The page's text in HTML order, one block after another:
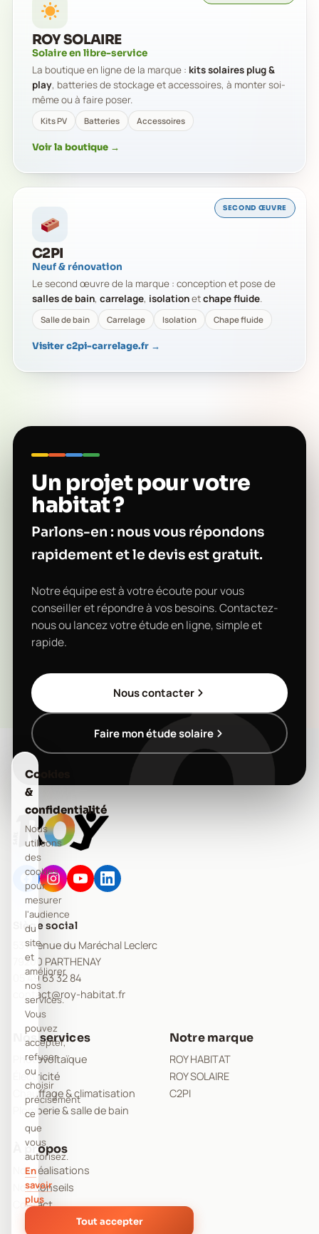
ROY SOLAIRE
Solaire en libre-service
La boutique en ligne de la marque : kits solaires plug &
play, batteries de stockage et accessoires, à monter soi-
même ou à faire poser.
Kits PV Batteries Accessoires
Voir la boutique →
SECOND ŒUVRE
C2PI
Neuf & rénovation
Le second œuvre de la marque : conception et pose de
salles de bain, carrelage, isolationetchape fluide.
Salle de bain Carrelage Isolation Chape fluide
Visiter c2pi-carrelage.fr →
Un projet pour votre
habitat ?
Parlons-en : nous vous répondons
rapidement et le devis est gratuit.
Notre équipe est à votre écoute pour vous
conseiller et répondre à vos besoins. Contactez-
nous ou lancez votre étude en ligne, simple et
rapide.
Nous contacter
Faire mon étude solaire
Siège social
53 Avenue du Maréchal Leclerc
79200 PARTHENAY
05 49 63 32 84
contact@roy-habitat.fr
Nos services
Photovoltaïque
Électricité
Chauffage & climatisation
Plomberie & salle de bain
Notre marque
ROY HABITAT
ROY SOLAIRE
C2PI
À propos
Nos réalisations
Nos conseils
Contact
Cookies
&
confidentialité
Nous
utilisons
des
cookies
pour
mesurer
l'audience
du
site
et
améliorer
nos
services.
Vous
pouvez
accepter,
refuser,
ou
choisir
précisément
ce
que
vous
autorisez.
En
savoir
plus
Tout accepter